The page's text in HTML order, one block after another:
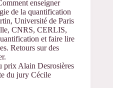
enseigner
de la quantification
Université de Paris
CNRS, CERLIS,
et faire lire
Retours sur des
prix Alain Desrosières
du jury Cécile